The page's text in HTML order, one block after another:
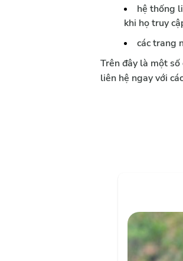
hệ thống
khi họ truy
các trang
Trên đây là một số
liên hệ ngay với